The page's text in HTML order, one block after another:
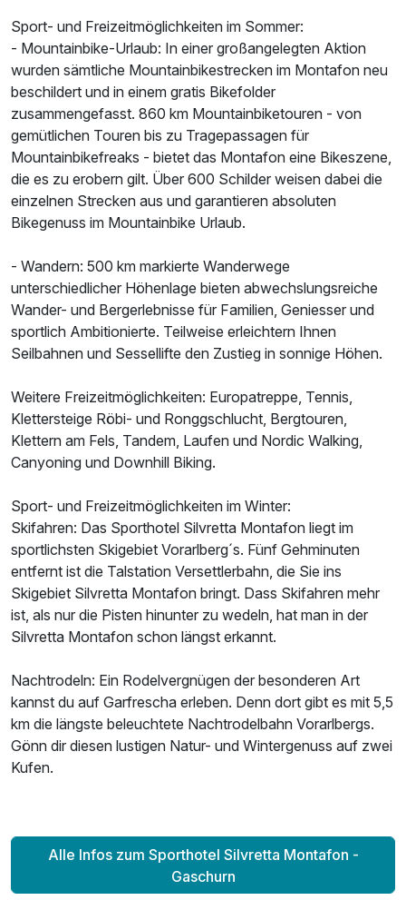
Ausstattung
Für 4 Tage p.P. ab339,00 €
Sport- und Freizeitmöglichkeiten im Sommer:
- Mountainbike-Urlaub: In einer großangelegten Aktion
wurden sämtliche Mountainbikestrecken im Montafon neu
beschildert und in einem gratis Bikefolder
zusammengefasst. 860 km Mountainbiketouren - von
gemütlichen Touren bis zu Tragepassagen für
Mountainbikefreaks - bietet das Montafon eine Bikeszene,
die es zu erobern gilt. Über 600 Schilder weisen dabei die
einzelnen Strecken aus und garantieren absoluten
Bikegenuss im Mountainbike Urlaub.
- Wandern: 500 km markierte Wanderwege
unterschiedlicher Höhenlage bieten abwechslungsreiche
Wander- und Bergerlebnisse für Familien, Geniesser und
sportlich Ambitionierte. Teilweise erleichtern Ihnen
Seilbahnen und Sessellifte den Zustieg in sonnige Höhen.
Weitere Freizeitmöglichkeiten: Europatreppe, Tennis,
Klettersteige Röbi- und Ronggschlucht, Bergtouren,
Klettern am Fels, Tandem, Laufen und Nordic Walking,
Canyoning und Downhill Biking.
Sport- und Freizeitmöglichkeiten im Winter:
Skifahren: Das Sporthotel Silvretta Montafon liegt im
sportlichsten Skigebiet Vorarlberg´s. Fünf Gehminuten
entfernt ist die Talstation Versettlerbahn, die Sie ins
Skigebiet Silvretta Montafon bringt. Dass Skifahren mehr
ist, als nur die Pisten hinunter zu wedeln, hat man in der
Silvretta Montafon schon längst erkannt.
Nachtrodeln: Ein Rodelvergnügen der besonderen Art
kannst du auf Garfrescha erleben. Denn dort gibt es mit 5,5
km die längste beleuchtete Nachtrodelbahn Vorarlbergs.
Gönn dir diesen lustigen Natur- und Wintergenuss auf zwei
Kufen.
Alle Infos zum Sporthotel Silvretta Montafon -
Gaschurn